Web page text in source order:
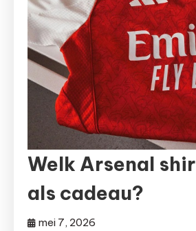
Welk Arsenal
als cadeau?
mei 7, 2026